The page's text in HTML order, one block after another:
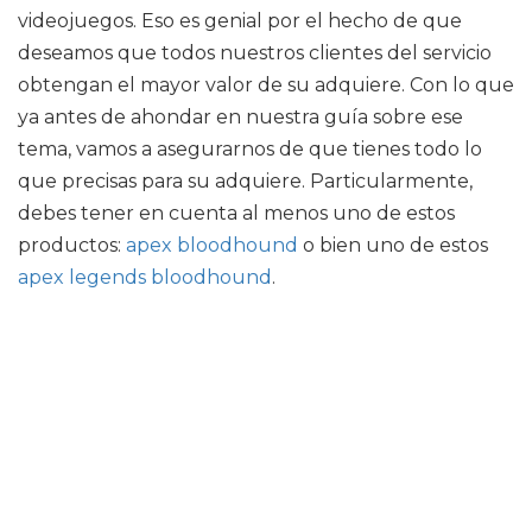
videojuegos. Eso es genial por el hecho de que
deseamos que todos nuestros clientes del servicio
obtengan el mayor valor de su adquiere. Con lo que
ya antes de ahondar en nuestra guía sobre ese
tema, vamos a asegurarnos de que tienes todo lo
que precisas para su adquiere. Particularmente,
debes tener en cuenta al menos uno de estos
productos: apex bloodhound o bien uno de estos
apex legends bloodhound .